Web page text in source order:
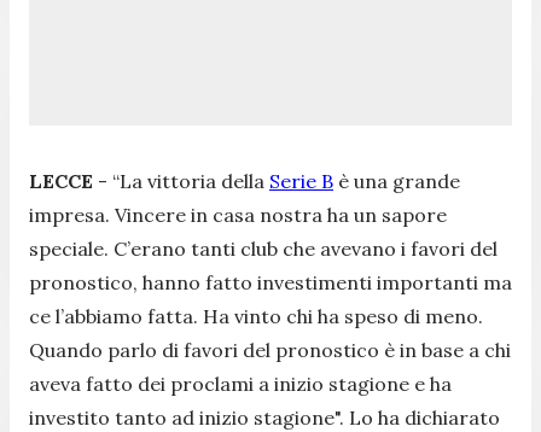
LECCE - “La vittoria della Serie B è una grande
impresa. Vincere in casa nostra ha un sapore
speciale. C’erano tanti club che avevano i favori del
pronostico, hanno fatto investimenti importanti ma
ce l’abbiamo fatta. Ha vinto chi ha speso di meno.
Quando parlo di favori del pronostico è in base a chi
aveva fatto dei proclami a inizio stagione e ha
investito tanto ad inizio stagione". Lo ha dichiarato